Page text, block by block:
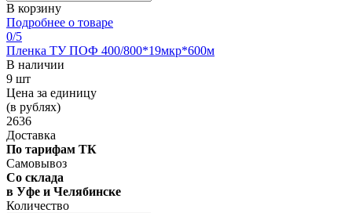
В корзину
Подробнее о товаре
0/5
Пленка ТУ ПОФ 400/800*19мкр*600м
В наличии
9 шт
Цена за единицу
(в рублях)
2636
Доставка
По тарифам ТК
Самовывоз
Со склада
в Уфе и Челябинске
Количество